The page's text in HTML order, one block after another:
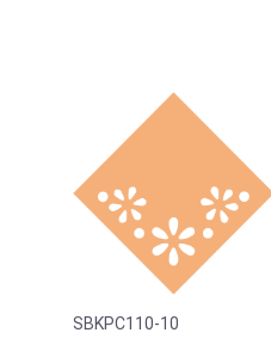
SBKPC110-10